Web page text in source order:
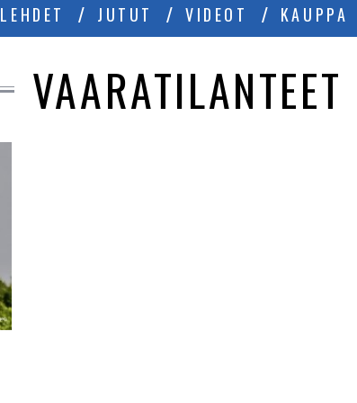
LEHDET JUTUT VIDEOT KAUPPA
VAARATILANTEET